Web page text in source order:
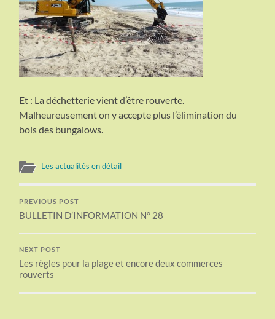
Et : La déchetterie vient d’être rouverte.
Malheureusement on y accepte plus l’élimination du
bois des bungalows.
Les actualités en détail
PREVIOUS POST
BULLETIN D’INFORMATION N° 28
NEXT POST
Les règles pour la plage et encore deux commerces
rouverts